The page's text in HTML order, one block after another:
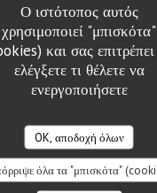
Ο ιστότοπος αυτός
χρησιμοποιεί "μπισκότα"
και σας
ελέγξετε τι θέλετε να
ενεργοποιήσετε
OK, αποδοχή όλων
όλα τα "μπισκότα"
Μετρητά, Visa,